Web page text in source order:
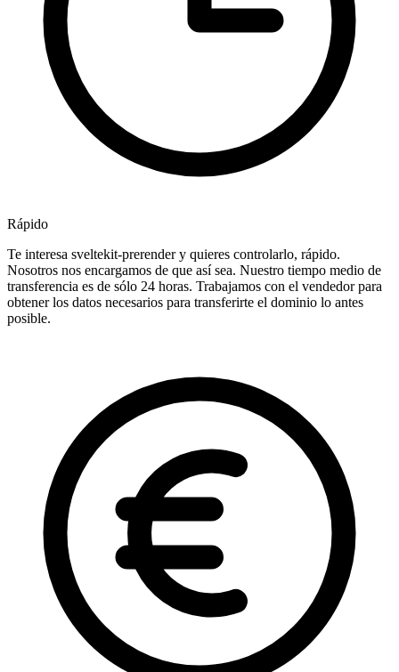
Rápido
Te interesa sveltekit-prerender y quieres controlarlo, rápido.
Nosotros nos encargamos de que así sea. Nuestro tiempo medio de
transferencia es de sólo 24 horas. Trabajamos con el vendedor para
obtener los datos necesarios para transferirte el dominio lo antes
posible.